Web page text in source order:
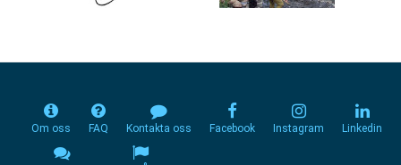
Om oss FAQ Kontakta oss Facebook Instagram Linkedin